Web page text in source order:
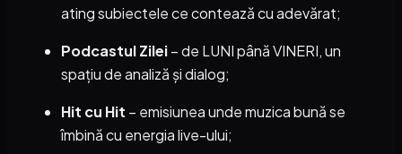
ating subiectele ce contează cu adevărat;
Podcastul Zilei– de LUNI până VINERI, un
spațiu de analiză și dialog;
Hit cu Hit – emisiunea unde muzica bună se
îmbină cu energia live-ului;